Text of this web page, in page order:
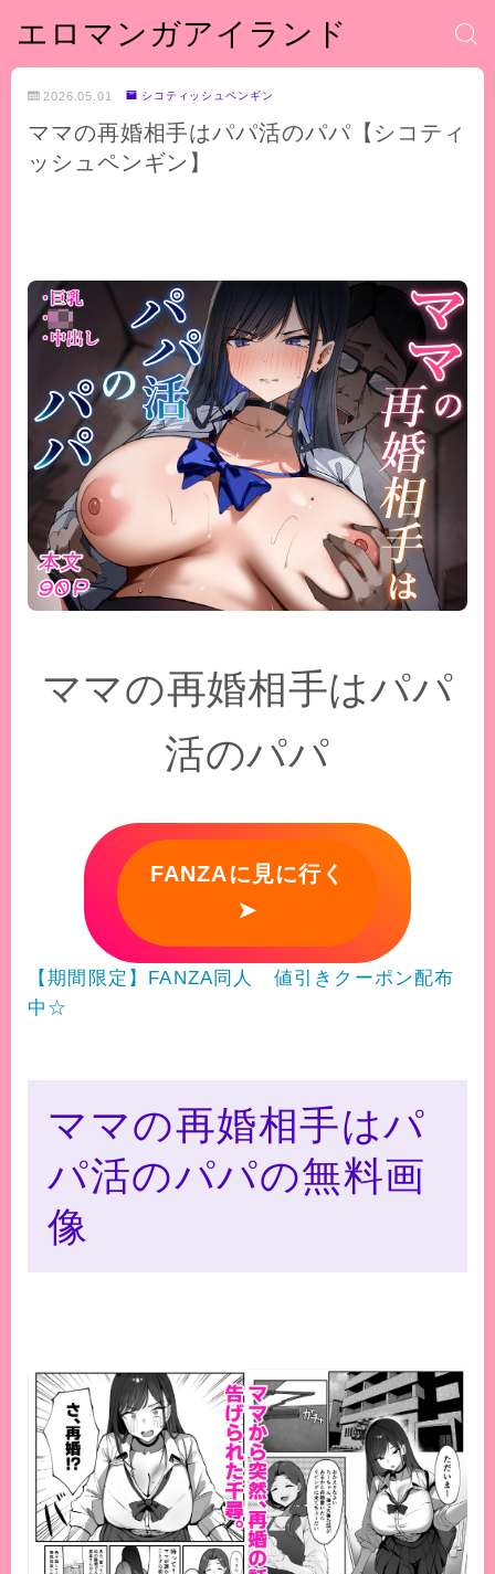
エロマンガアイランド
2026.05.01 シコティッシュペンギン
ママの再婚相手はパパ活のパパ【シコティ
ッシュペンギン】
ママの再婚相手はパパ
活のパパ
FANZAに見に行く
➤
【期間限定】FANZA同人 値引きクーポン配布
中☆
ママの再婚相手はパ
パ活のパパの無料画
像